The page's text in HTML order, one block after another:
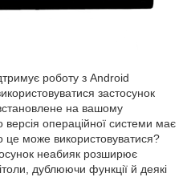
роботу з Android
застосунок
на вашому
версія операційної системи має
може використовуватися?
неабияк розширює
дублюючи функції й деякі